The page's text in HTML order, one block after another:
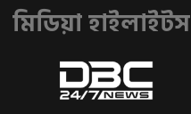
মিডিয়া হাইলাইটস